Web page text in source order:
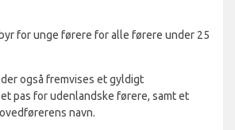
for unge førere for alle førere under 25
også fremvises et gyldigt
pas for udenlandske førere, samt et
navn.